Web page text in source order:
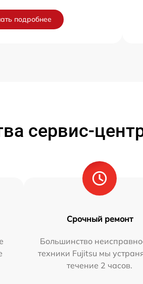
подробнее
сервис-
Срочный ремонт
Большинство
техники Fujitsu мы
течение 2 часов.